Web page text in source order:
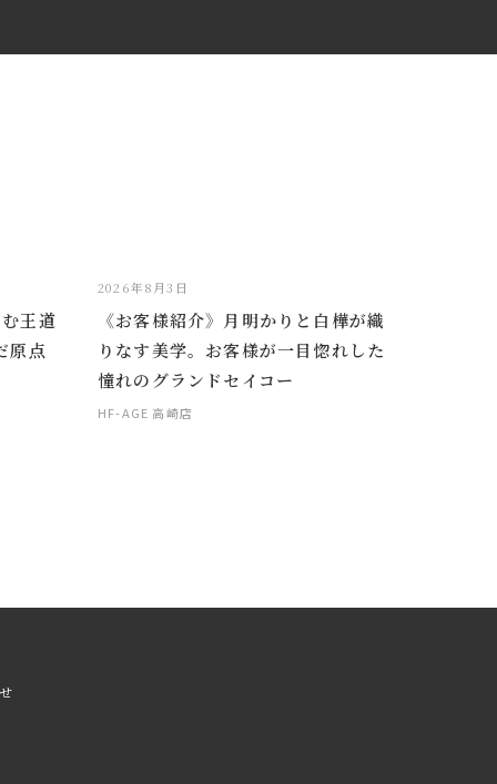
王道
原点
2026年8月3日
《お客様紹介》月明かりと白樺が織
りなす美学。お客様が一目惚れした
憧れのグランドセイコー
HF-AGE 高崎店